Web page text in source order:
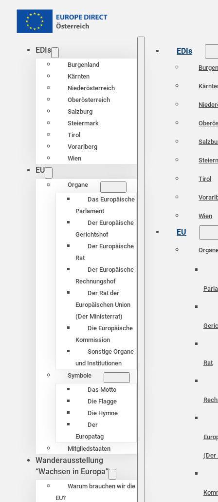
EDIs
Burgenland
Kärnten
Niederösterreich
Oberösterreich
Salzburg
Steiermark
Tirol
Vorarlberg
Wien
EU
Organe
Das Europäische
Parlament
Der Europäische
Gerichtshof
Der Europäische
Rat
Der Europäische
Rechnungshof
Der Rat der
Europäischen Union
(Der Ministerrat)
Die Europäische
Kommission
Sonstige Organe
und Institutionen
Symbole
Das Motto
Die Flagge
Die Hymne
Der
Europatag
Mitgliedstaaten
Wanderausstellung
“Wachsen in Europa”
Warum brauchen wir die
EU?
EDIs
Tirol
Wien
EU
Rat
(Der